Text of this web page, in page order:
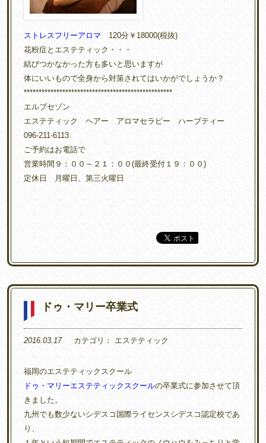
ストレスフリーアロマ 120分￥18000(税抜)
花粉症とエステティック・・・
結びつかなかった方も多いと思いますが
体にいいもので全身から対策されてはいかがでしょうか？
**************************************************
エルブセゾン
エステティック ヘアー アロマセラピー ハーブティー
096-211-6113
ご予約はお電話で
営業時間９：００～２１：００(最終受付１９：００)
定休日 月曜日、第三火曜日
ドゥ・マリー卒業式
2016.03.17 カテゴリ： エステティック
福岡のエステティックスクール
ドゥ・マリーエステティックスクールの卒業式に参加させて頂
きました。
九州でも数少ないシデスコ国際ライセンスシデスコ認定校であ
り、